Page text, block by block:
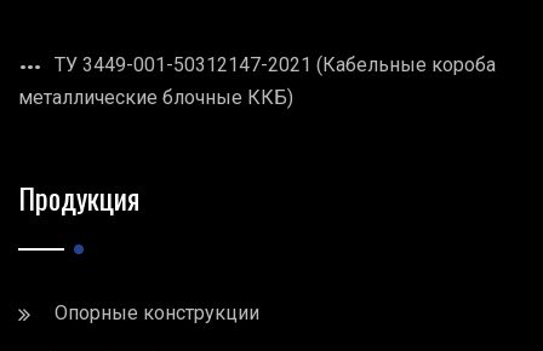
ТУ 3449-001-50312147-2021 (Кабельные короба
металлические блочные ККБ)
Продукция
Опорные конструкции